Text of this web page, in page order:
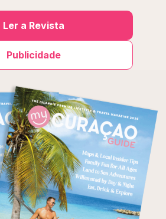
Ler a Revista
Publicidade